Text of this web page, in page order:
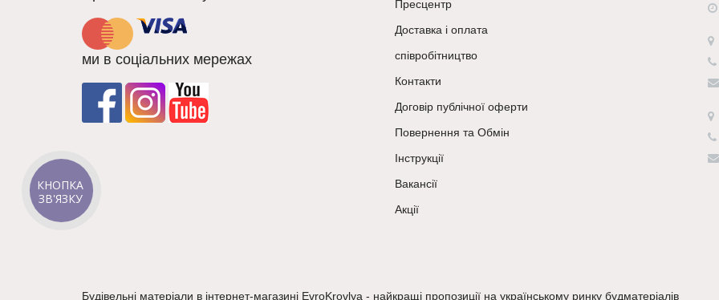
ми в соціальних мережах
Пресцентр
Доставка і оплата
співробітництво
Контакти
Договір публічної оферти
Повернення та Обмін
Інструкції
Вакансії
Акції
Будівельні матеріали в інтернет-магазині EvroKrovlya - найкращі пропозиції на українському ринку будматеріалів
КНОПКА
ЗВ'ЯЗКУ